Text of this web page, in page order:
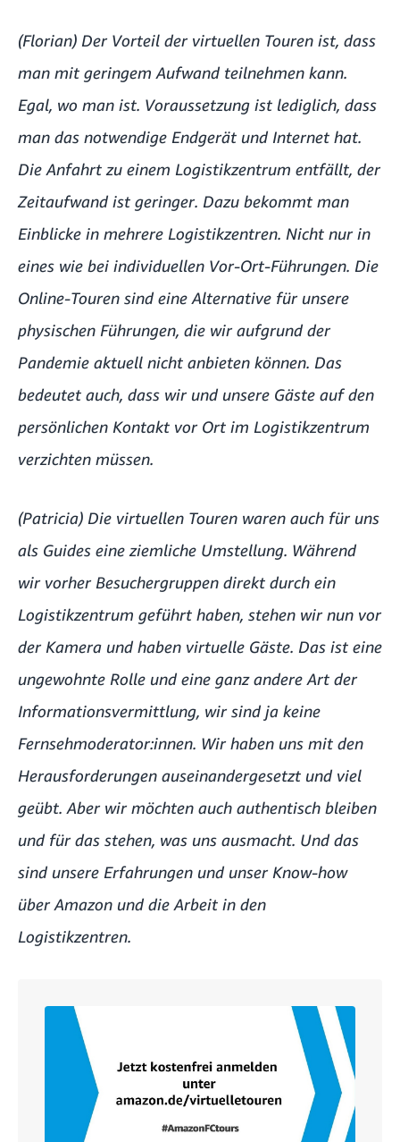
(Florian) Der Vorteil der virtuellen Touren ist, dass
man mit geringem Aufwand teilnehmen kann.
Egal, wo man ist. Voraussetzung ist lediglich, dass
man das notwendige Endgerät und Internet hat.
Die Anfahrt zu einem Logistikzentrum entfällt, der
Zeitaufwand ist geringer. Dazu bekommt man
Einblicke in mehrere Logistikzentren. Nicht nur in
eines wie bei individuellen Vor-Ort-Führungen. Die
Online-Touren sind eine Alternative für unsere
physischen Führungen, die wir aufgrund der
Pandemie aktuell nicht anbieten können. Das
bedeutet auch, dass wir und unsere Gäste auf den
persönlichen Kontakt vor Ort im Logistikzentrum
verzichten müssen.
(Patricia) Die virtuellen Touren waren auch für uns
als Guides eine ziemliche Umstellung. Während
wir vorher Besuchergruppen direkt durch ein
Logistikzentrum geführt haben, stehen wir nun vor
der Kamera und haben virtuelle Gäste. Das ist eine
ungewohnte Rolle und eine ganz andere Art der
Informationsvermittlung, wir sind ja keine
Fernsehmoderator:innen. Wir haben uns mit den
Herausforderungen auseinandergesetzt und viel
geübt. Aber wir möchten auch authentisch bleiben
und für das stehen, was uns ausmacht. Und das
sind unsere Erfahrungen und unser Know-how
über Amazon und die Arbeit in den
Logistikzentren.